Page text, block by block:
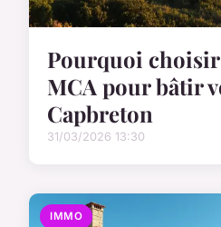
Pourquoi
MCA pour bâtir
Capbreton
31/03/2026 13:30
IMMO